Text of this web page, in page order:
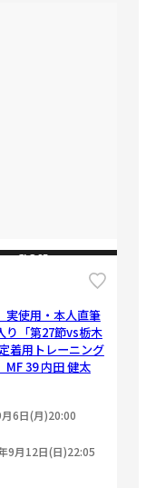
CLOSE
実使用・本人直筆
り「第27節vs栃木
着用トレーニング
MF 39 内田 健太
6日(月)20:00
9月12日(日)22:05